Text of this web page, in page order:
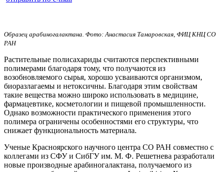
Образец арабиногалактана. Фото: Анастасия Тамаровская, ФИЦ КНЦ СО
РАН
Растительные полисахариды считаются перспективными
полимерами благодаря тому, что получаются из
возобновляемого сырья, хорошо усваиваются организмом,
биоразлагаемы и нетоксичны. Благодаря этим свойствам
такие вещества можно широко использовать в медицине,
фармацевтике, косметологии и пищевой промышленности.
Однако возможности практического применения этого
полимера ограничены особенностями его структуры, что
снижает функциональность материала.
Ученые Красноярского научного центра СО РАН совместно с
коллегами из СФУ и СибГУ им. М. Ф. Решетнева разработали
новые производные арабиногалактана, получаемого из